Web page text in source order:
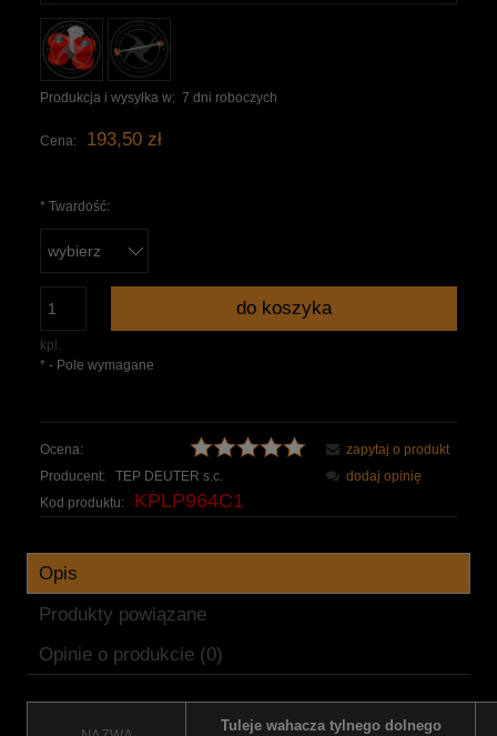
Produkcja i wysyłka w: 7 dni roboczych
Cena: 193,50 zł
* Twardość:
kpl.
do koszyka
* - Pole wymagane
Ocena:
Producent:
TEP DEUTER s.c.
Kod produktu:
KPLP964C1
zapytaj o produkt
dodaj opinię
Opis
Produkty powiązane
Opinie o produkcie (0)
Tuleje wahacza tylnego dolnego